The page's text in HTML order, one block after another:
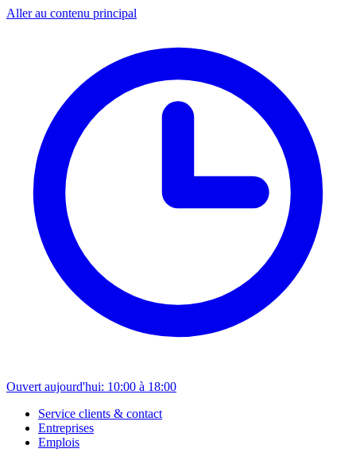
Aller au contenu principal
Ouvert aujourd'hui: 10:00 à 18:00
Service clients & contact
Entreprises
Emplois